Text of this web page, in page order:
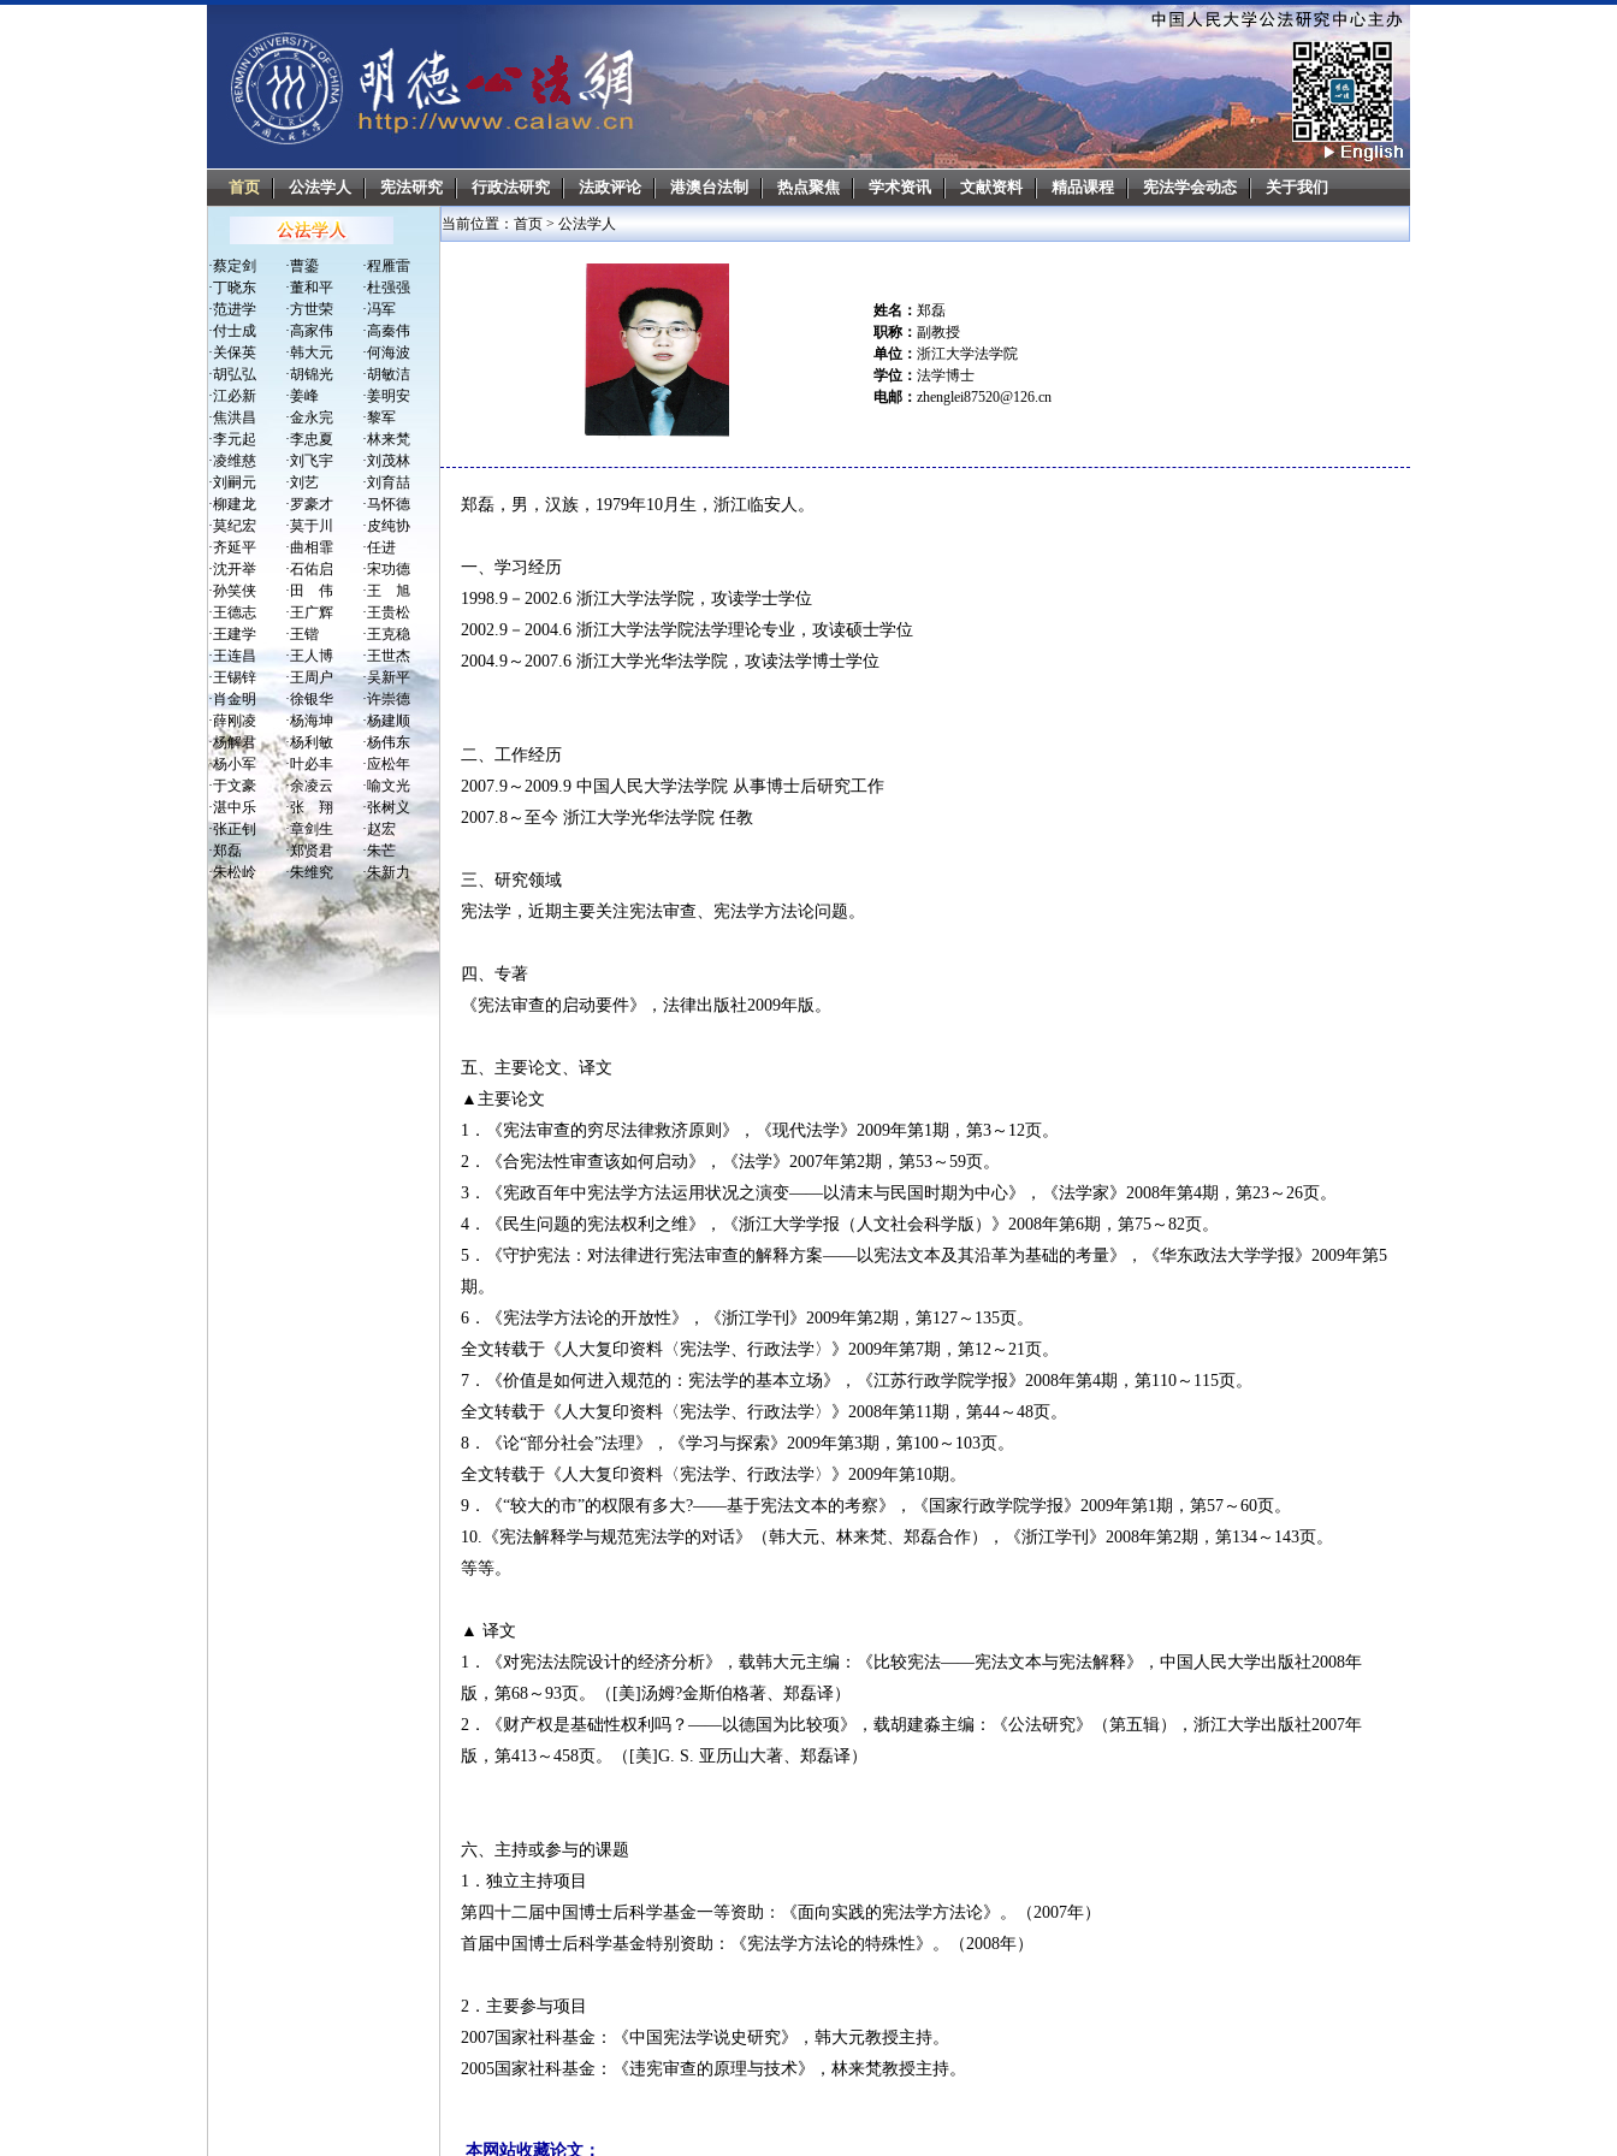
首页 公法学人 宪法研究 行政法研究 法政评论 港澳台法制 热点聚焦 学术资讯 文献资料 精品课程 宪法学会动态 关于我们
·蔡定剑 ·曹鎏 ·程雁雷
·丁晓东 ·董和平 ·杜强强
·范进学 ·方世荣 ·冯军
·付士成 ·高家伟 ·高秦伟
·关保英 ·韩大元 ·何海波
·胡弘弘 ·胡锦光 ·胡敏洁
·江必新 ·姜峰 ·姜明安
·焦洪昌 ·金永完 ·黎军
·李元起 ·李忠夏 ·林来梵
·凌维慈 ·刘飞宇 ·刘茂林
·刘嗣元 ·刘艺 ·刘育喆
·柳建龙 ·罗豪才 ·马怀德
·莫纪宏 ·莫于川 ·皮纯协
·齐延平 ·曲相霏 ·任进
·沈开举 ·石佑启 ·宋功德
·孙笑侠 · 田 伟 ·王 旭
·王德志 ·王广辉 ·王贵松
·王建学 ·王锴 ·王克稳
·王连昌 ·王人博 ·王世杰
·王锡锌 ·王周户 ·吴新平
·肖金明 ·徐银华 ·许崇德
·薛刚凌 ·杨海坤 ·杨建顺
·杨解君 ·杨利敏 ·杨伟东
·杨小军 ·叶必丰 ·应松年
·于文豪 ·余凌云 ·喻文光
·湛中乐 ·张 翔 ·张树义
·张正钊 ·章剑生 ·赵宏
·郑磊 ·郑贤君 ·朱芒
·朱松岭 ·朱维究 ·朱新力
当前位置： 首页 > 公法学人
姓名： 郑磊
职称： 副教授
单位： 浙江大学法学院
学位： 法学博士
电邮： zhenglei87520@126.cn
郑磊，男，汉族，1979年10月生，浙江临安人。
一、学习经历
1998.9－2002.6 浙江大学法学院，攻读学士学位
2002.9－2004.6 浙江大学法学院法学理论专业，攻读硕士学位
2004.9～2007.6 浙江大学光华法学院，攻读法学博士学位
二、工作经历
2007.9～2009.9 中国人民大学法学院 从事博士后研究工作
2007.8～至今 浙江大学光华法学院 任教
三、研究领域
宪法学，近期主要关注宪法审查、宪法学方法论问题。
四、专著
《宪法审查的启动要件》，法律出版社2009年版。
五、主要论文、译文
▲主要论文
1．《宪法审查的穷尽法律救济原则》，《现代法学》2009年第1期，第3～12页。
2．《合宪法性审查该如何启动》，《法学》2007年第2期，第53～59页。
3．《宪政百年中宪法学方法运用状况之演变——以清末与民国时期为中心》，《法学家》2008年第4期，第23～26页。
4．《民生问题的宪法权利之维》，《浙江大学学报（人文社会科学版）》2008年第6期，第75～82页。
5．《守护宪法：对法律进行宪法审查的解释方案——以宪法文本及其沿革为基础的考量》，《华东政法大学学报》2009年第5
期。
6．《宪法学方法论的开放性》，《浙江学刊》2009年第2期，第127～135页。
全文转载于《人大复印资料〈宪法学、行政法学〉》2009年第7期，第12～21页。
7．《价值是如何进入规范的：宪法学的基本立场》，《江苏行政学院学报》2008年第4期，第110～115页。
全文转载于《人大复印资料〈宪法学、行政法学〉》2008年第11期，第44～48页。
8．《论“部分社会”法理》，《学习与探索》2009年第3期，第100～103页。
全文转载于《人大复印资料〈宪法学、行政法学〉》2009年第10期。
9．《“较大的市”的权限有多大?——基于宪法文本的考察》，《国家行政学院学报》2009年第1期，第57～60页。
10.《宪法解释学与规范宪法学的对话》（韩大元、林来梵、郑磊合作），《浙江学刊》2008年第2期，第134～143页。
等等。
▲ 译文
1．《对宪法法院设计的经济分析》，载韩大元主编：《比较宪法——宪法文本与宪法解释》，中国人民大学出版社2008年
版，第68～93页。（[美]汤姆?金斯伯格著、郑磊译）
2．《财产权是基础性权利吗？——以德国为比较项》，载胡建淼主编：《公法研究》（第五辑），浙江大学出版社2007年
版，第413～458页。（[美]G. S. 亚历山大著、郑磊译）
六、主持或参与的课题
1．独立主持项目
第四十二届中国博士后科学基金一等资助：《面向实践的宪法学方法论》。（2007年）
首届中国博士后科学基金特别资助：《宪法学方法论的特殊性》。（2008年）
2．主要参与项目
2007国家社科基金：《中国宪法学说史研究》，韩大元教授主持。
2005国家社科基金：《违宪审查的原理与技术》，林来梵教授主持。
本网站收藏论文：